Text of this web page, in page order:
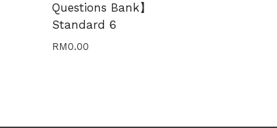
Questions Bank】
Standard 6
RM0.00